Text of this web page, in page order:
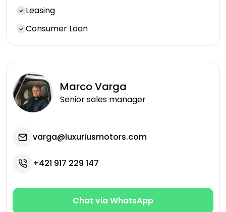
Leasing
Consumer Loan
MarcoVarga
Senior sales manager
varga@luxuriusmotors.com
+421 917 229 147
Chat via WhatsApp